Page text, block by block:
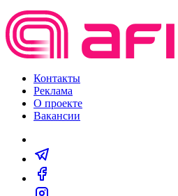
Контакты
Реклама
О проекте
Вакансии